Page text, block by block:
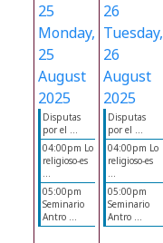
25
Monday,
25
August
2025
Disputas
por el ...
04:00pm Lo
religioso-es
...
05:00pm
Seminario
Antro ...
26
Tuesday,
26
August
2025
Disputas
por el ...
04:00pm Lo
religioso-es
...
05:00pm
Seminario
Antro ...